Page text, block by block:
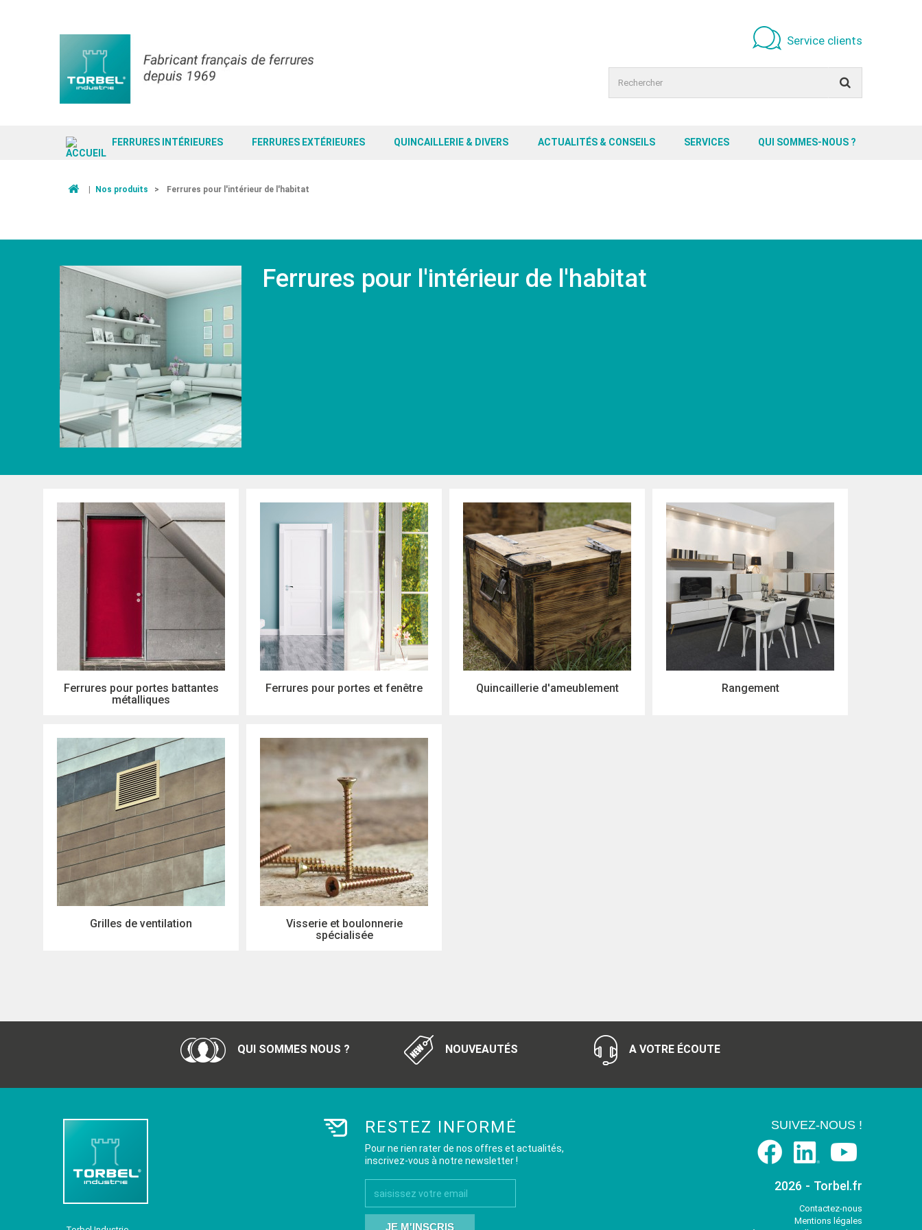
Service clients
FERRURES INTÉRIEURES FERRURES EXTÉRIEURES QUINCAILLERIE & DIVERS ACTUALITÉS & CONSEILS SERVICES QUI SOMMES-NOUS ?
Nos produits > Ferrures pour l'intérieur de l'habitat
Ferrures pour l'intérieur de l'habitat
Ferrures pour portes battantes
métalliques
Ferrures pour portes et fenêtre Quincaillerie d'ameublement Rangement
Grilles de ventilation
Visserie et boulonnerie
spécialisée
QUI SOMMES NOUS ? NOUVEAUTÉS A VOTRE ÉCOUTE
RESTEZ INFORMÉ
Pour ne rien rater de nos offres et actualités,
inscrivez-vous à notre newsletter !
JE M'INSCRIS
SUIVEZ-NOUS !
2026 - Torbel.fr
Contactez-nous
Mentions légales